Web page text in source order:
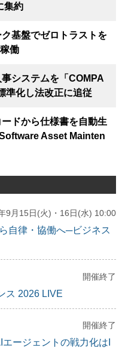
集約
基盤でゼロトラストを
働
システムを「COMPA
準化し法改正に追従
ドから仕様書を自動生
Asset Mainten
9月15日(火)・16日(水) 10:00
自律・協働へ─ビジネス
開催終了
ス 2026 LIVE
開催終了
ージェントの戦力化はI